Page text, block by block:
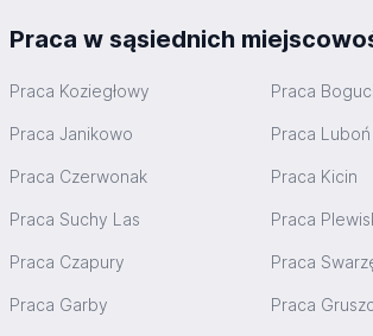
Praca w sąsiednich
Praca Koziegłowy Praca
Praca Janikowo Praca Luboń
Praca Czerwonak Praca Kicin
Praca Suchy Las Praca
Praca Czapury Praca
Praca Garby Praca